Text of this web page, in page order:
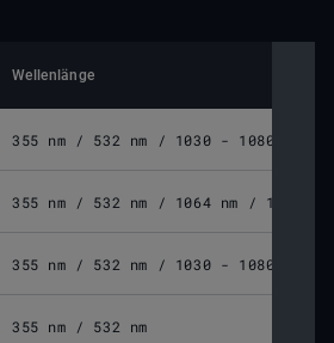
Wellenlänge
355 nm / 532 nm / 1030 - 1080 nm /
355 nm / 532 nm / 1064 nm / 10600
355 nm / 532 nm / 1030 - 1080 nm /
355 nm / 532 nm